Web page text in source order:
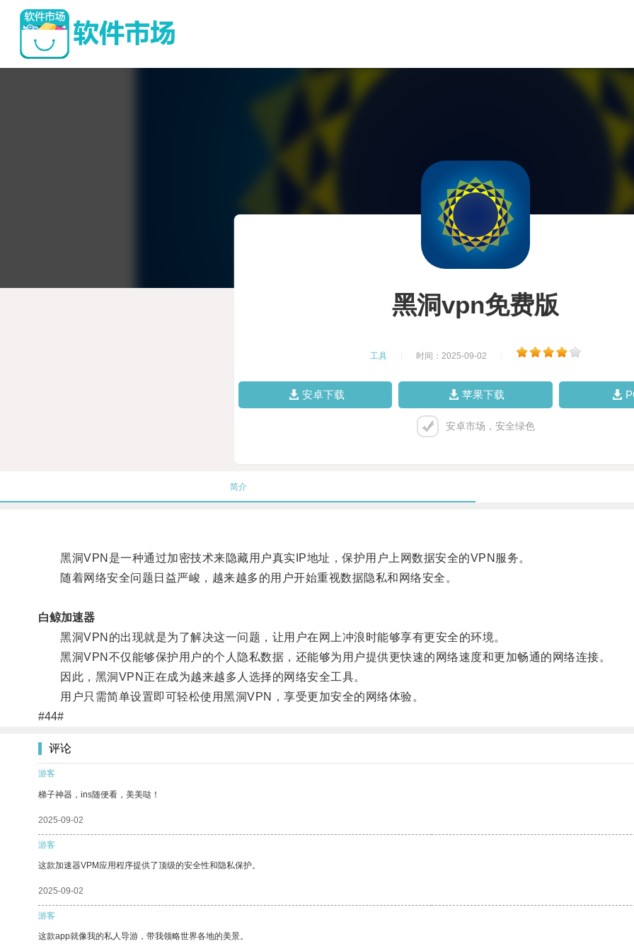
黑洞vpn免费版
工具 时间：2025-09-02
安卓下载 苹果下载
安卓市场，安全绿色
简介
黑洞VPN是一种通过加密技术来隐藏用户真实IP地址，保护用户上网数据安全的VPN服务。
随着网络安全问题日益严峻，越来越多的用户开始重视数据隐私和网络安全。
白鲸加速器
黑洞VPN的出现就是为了解决这一问题，让用户在网上冲浪时能够享有更安全的环境。
黑洞VPN不仅能够保护用户的个人隐私数据，还能够为用户提供更快速的网络速度和更加畅通的网络连接。
因此，黑洞VPN正在成为越来越多人选择的网络安全工具。
用户只需简单设置即可轻松使用黑洞VPN，享受更加安全的网络体验。
#44#
评论
游客
梯子神器，ins随便看，美美哒！
2025-09-02
游客
这款加速器VPM应用程序提供了顶级的安全性和隐私保护。
2025-09-02
游客
这款app就像我的私人导游，带我领略世界各地的美景。